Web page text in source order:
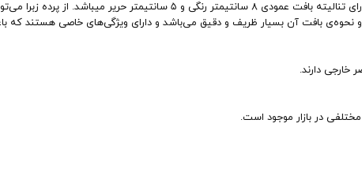
نحوه‌ی بافت آن بسیار ظریف و دقیق می‌باشد و دارای ویژگی‌های خاصی هستند که
خارجی دارند.
مختلفی در بازار موجود است.